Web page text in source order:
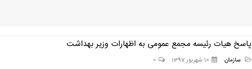
پاسخ هیات رئیسه مجمع عمومی به اظهارات وزیر بهداشت
سازمان 10 شهریور 1397
0